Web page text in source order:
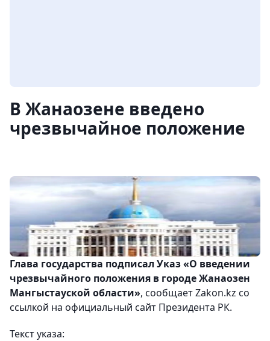
В Жанаозене введено
чрезвычайное положение
Глава государства подписал Указ «О введении
чрезвычайного положения в городе Жанаозен
Мангыстауской области», сообщает Zakon.kz со
ссылкой на официальный сайт Президента РК.
Текст указа: